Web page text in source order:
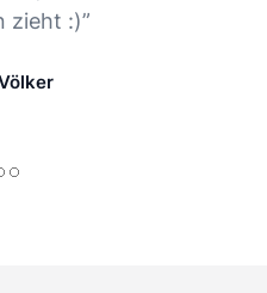
zieht :)”